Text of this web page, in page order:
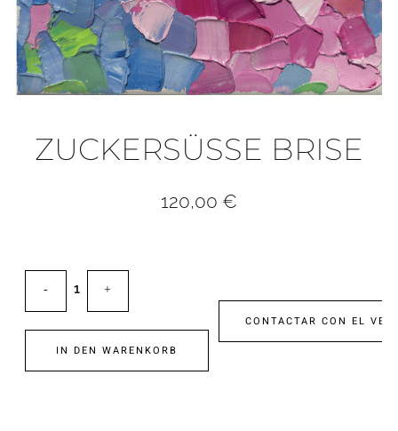
ZUCKERSÜSSE BRISE
120,00 €
IN DEN WARENKORB
CONTACTAR CON EL